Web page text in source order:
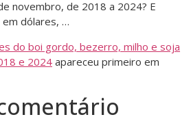
novembro, de 2018 a 2024? E
dólares, …
do boi gordo, bezerro, milho e soja
e 2024 apareceu primeiro em